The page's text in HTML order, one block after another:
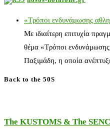
«Τρόποι ενδυνάμωσης
Με ιδιαίτερη επιτυχία
θέμα «Τρόποι
Παξιμάδη, η οποία
Back to the 50S
The KUSTOMS & The